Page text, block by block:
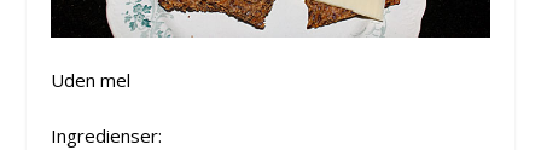
Uden mel
Ingredienser: